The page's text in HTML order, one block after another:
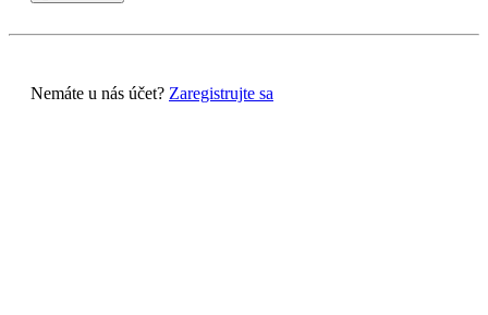
Nemáte u nás účet? Zaregistrujte sa